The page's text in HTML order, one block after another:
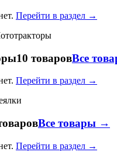
Перейти в раздел →
10 товаровВсе
Перейти в раздел →
Все товары →
Перейти в раздел →